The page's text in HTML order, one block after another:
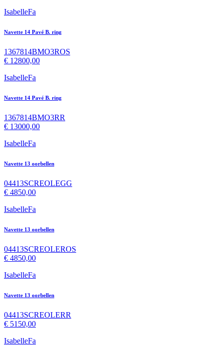
IsabelleFa
Navette 14 Pavé B. ring
1367814BMO3ROS
€ 12800,00
IsabelleFa
Navette 14 Pavé B. ring
1367814BMO3RR
€ 13000,00
IsabelleFa
Navette 13 oorbellen
04413SCREOLEGG
€ 4850,00
IsabelleFa
Navette 13 oorbellen
04413SCREOLEROS
€ 4850,00
IsabelleFa
Navette 13 oorbellen
04413SCREOLERR
€ 5150,00
IsabelleFa